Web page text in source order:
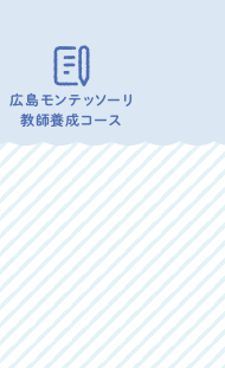
広島モンテッソーリ
教師養成コース